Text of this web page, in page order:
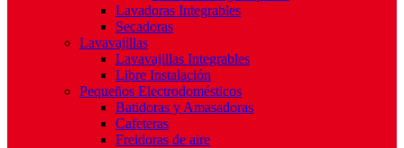
Lavadoras Integrables
Secadoras
Lavavajillas
Lavavajillas Integrables
Libre Instalación
Pequeños Electrodomésticos
Batidoras y Amasadoras
Cafeteras
Freidoras de aire